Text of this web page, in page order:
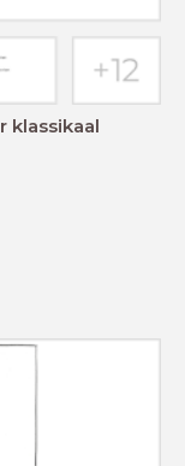
13.1+13.2 nabespreken + groepsopdr klassikaal